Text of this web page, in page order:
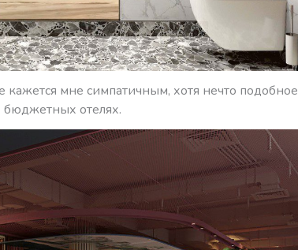
мне симпатичным, хотя нечто подобное
отелях.